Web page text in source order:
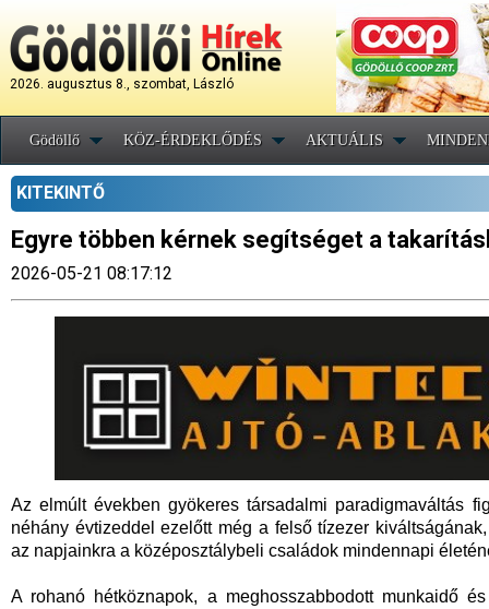
2026. augusztus 8., szombat, László
Gödöllő KÖZ-ÉRDEKLŐDÉS AKTUÁLIS
KITEKINTŐ
Egyre többen kérnek segítséget a
2026-05-21 08:17:12
Az elmúlt években gyökeres társadalmi paradigmaváltás
néhány évtizeddel ezelőtt még a felső tízezer
az napjainkra a középosztálybeli családok mindennapi
A rohanó hétköznapok, a meghosszabbodott munkaidő